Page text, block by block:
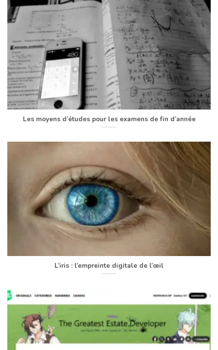
Les moyens d’études pour les examens de fin d’année
L’iris : l’empreinte digitale de l’œil